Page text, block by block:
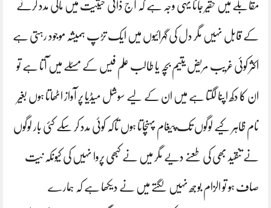
مقابلے میں حقیر جانا یہی وجہ ہے کہ آج ذاتی حیثیت میں مالی مدد کرنے
کے قابل نہیں مگر دل کی گہرائیوں میں ایک تڑپ ہمیشہ موجود رہتی ہے
اکثر کوئی غریب مریض یتیم بچہ یا طالب علم فیس کے مسئلے میں آتا ہے تو
ان کا دکھ اپنا لگتا ہے میں ان کے لیے سوشل میڈیا پر آواز اٹھاتا ہوں بغیر
نام ظاہر کیے لوگوں تک پیغام پہنچاتا ہوں تاکہ کوئی مدد کر سکے کئی بار لوگوں
نے تنقید بھی کی طعنے دیے مگر میں نے کبھی پروا نہیں کی کیونکہ نیت
صاف ہو تو الزام بوجھ نہیں لگتے میں نے دیکھا ہے کہ ہمارے